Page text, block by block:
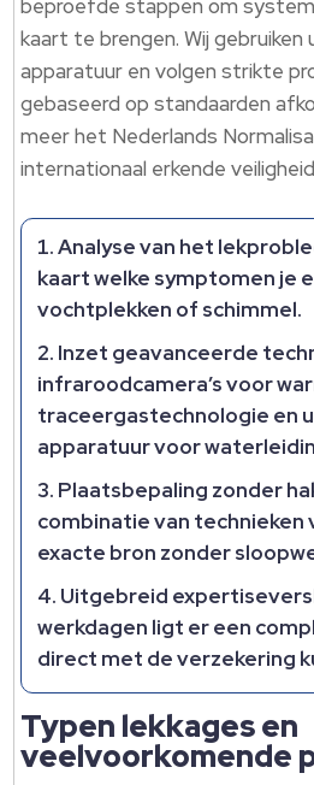
beproefde stappen om
kaart te brengen. Wij
apparatuur en volgen strikte
gebaseerd op standaarden
meer het Nederlands
internationaal erkende
Analyse van het
kaart welke symptomen je
vochtplekken of schimmel.
Inzet geavanceerde
infraroodcamera’s voor
traceergastechnologie en
apparatuur voor
Plaatsbepaling zonder
combinatie van technieken
exacte bron zonder
Uitgebreid
werkdagen ligt er een
direct met de verzekering
Typen lekkages en
veelvoorkomende